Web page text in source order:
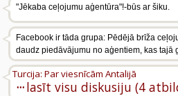
"Jēkaba ceļojumu aģentūra"!-būs ar šiku.
Facebook ir tāda grupa: Pēdējā brīža
daudz piedāvājumu no aģentiem, kas tajā
···
Turcija: Par viesnīcām Antalijā
lasīt visu diskusiju (4